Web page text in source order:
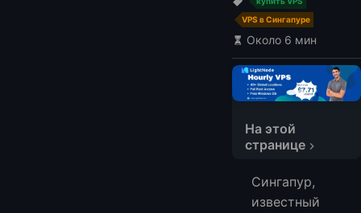
VPS в Сингапуре
Около 6 мин
На этой
странице
1. LightNode
Сингапур,
известный